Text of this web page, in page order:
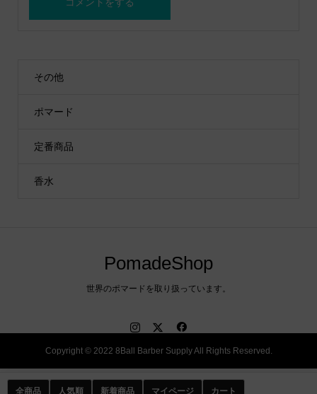
その他
ポマード
定番商品
香水
PomadeShop
世界のポマードを取り扱っています。
Copyright © 2022 8Ball Barber Supply All Rights Reserved.
全商品 人気順 新着商品 マイページ カート